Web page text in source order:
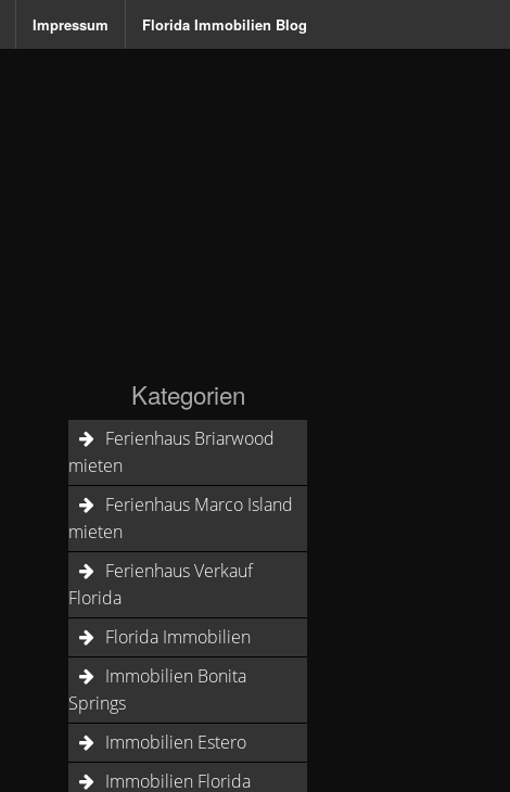
Impressum Florida Immobilien Blog
Kategorien
Ferienhaus Briarwood
mieten
Ferienhaus Marco Island
mieten
Ferienhaus Verkauf
Florida
Florida Immobilien
Immobilien Bonita
Springs
Immobilien Estero
Immobilien Florida